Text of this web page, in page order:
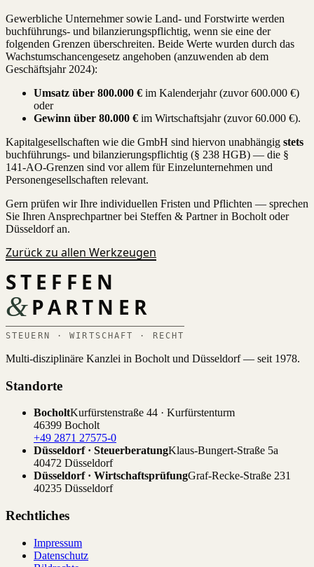
Gewerbliche Unternehmer sowie Land- und Forstwirte werden
buchführungs- und bilanzierungspflichtig, wenn sie eine der
folgenden Grenzen überschreiten. Beide Werte wurden durch das
Wachstumschancengesetz angehoben (anzuwenden ab dem
Geschäftsjahr 2024):
Umsatz über 800.000 € im Kalenderjahr (zuvor 600.000 €)
oder
Gewinn über 80.000 € im Wirtschaftsjahr (zuvor 60.000 €).
Kapitalgesellschaften wie die GmbH sind hiervon unabhängig stets
buchführungs- und bilanzierungspflichtig (§ 238 HGB) — die §
141-AO-Grenzen sind vor allem für Einzelunternehmen und
Personengesellschaften relevant.
Gern prüfen wir Ihre individuellen Fristen und Pflichten — sprechen
Sie Ihren Ansprechpartner bei Steffen & Partner in Bocholt oder
Düsseldorf an.
Zurück zu allen Werkzeugen
STEFFEN
&PARTNER
STEUERN · WIRTSCHAFT · RECHT
Multi-disziplinäre Kanzlei in Bocholt und Düsseldorf — seit 1978.
Standorte
BocholtKurfürstenstraße 44 · Kurfürstenturm
46399 Bocholt
+49 2871 27575-0
Düsseldorf · SteuerberatungKlaus-Bungert-Straße 5a
40472 Düsseldorf
Düsseldorf · WirtschaftsprüfungGraf-Recke-Straße 231
40235 Düsseldorf
Rechtliches
Impressum
Datenschutz